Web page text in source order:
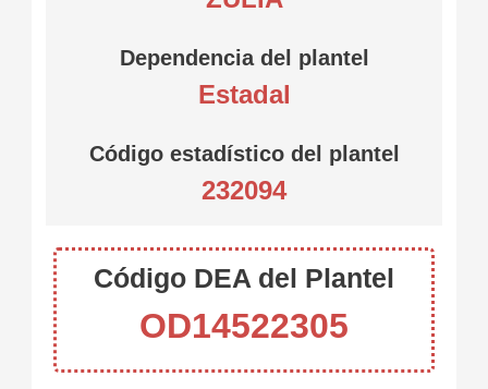
Dependencia del plantel
Estadal
Código estadístico del plantel
232094
Código DEA del Plantel
OD14522305